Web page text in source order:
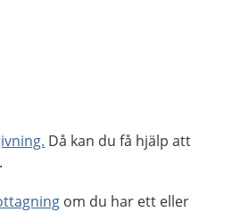
Då kan du få hjälp att
om du har ett eller